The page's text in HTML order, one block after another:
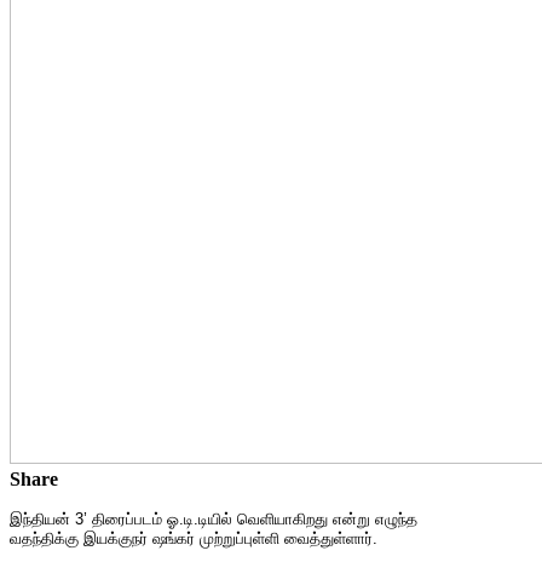
Share
இந்தியன் 3’ திரைப்படம் ஓ.டி.டியில் வெளியாகிறது என்று எழுந்த
வதந்திக்கு இயக்குநர் ஷங்கர் முற்றுப்புள்ளி வைத்துள்ளார்.